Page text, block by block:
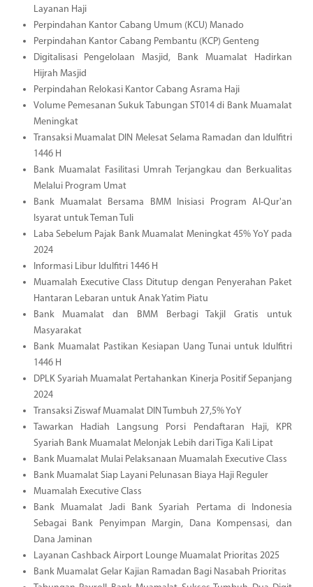
Layanan Haji
Perpindahan Kantor Cabang Umum (KCU) Manado
Perpindahan Kantor Cabang Pembantu (KCP) Genteng
Digitalisasi Pengelolaan Masjid, Bank Muamalat Hadirkan
Hijrah Masjid
Perpindahan Relokasi Kantor Cabang Asrama Haji
Volume Pemesanan Sukuk Tabungan ST014 di Bank Muamalat
Meningkat
Transaksi Muamalat DIN Melesat Selama Ramadan dan Idulfitri
1446 H
Bank Muamalat Fasilitasi Umrah Terjangkau dan Berkualitas
Melalui Program Umat
Bank Muamalat Bersama BMM Inisiasi Program Al-Qur'an
Isyarat untuk Teman Tuli
Laba Sebelum Pajak Bank Muamalat Meningkat 45% YoY pada
2024
Informasi Libur Idulfitri 1446 H
Muamalah Executive Class Ditutup dengan Penyerahan Paket
Hantaran Lebaran untuk Anak Yatim Piatu
Bank Muamalat dan BMM Berbagi Takjil Gratis untuk
Masyarakat
Bank Muamalat Pastikan Kesiapan Uang Tunai untuk Idulfitri
1446 H
DPLK Syariah Muamalat Pertahankan Kinerja Positif Sepanjang
2024
Transaksi Ziswaf Muamalat DIN Tumbuh 27,5% YoY
Tawarkan Hadiah Langsung Porsi Pendaftaran Haji, KPR
Syariah Bank Muamalat Melonjak Lebih dari Tiga Kali Lipat
Bank Muamalat Mulai Pelaksanaan Muamalah Executive Class
Bank Muamalat Siap Layani Pelunasan Biaya Haji Reguler
Muamalah Executive Class
Bank Muamalat Jadi Bank Syariah Pertama di Indonesia
Sebagai Bank Penyimpan Margin, Dana Kompensasi, dan
Dana Jaminan
Layanan Cashback Airport Lounge Muamalat Prioritas 2025
Bank Muamalat Gelar Kajian Ramadan Bagi Nasabah Prioritas